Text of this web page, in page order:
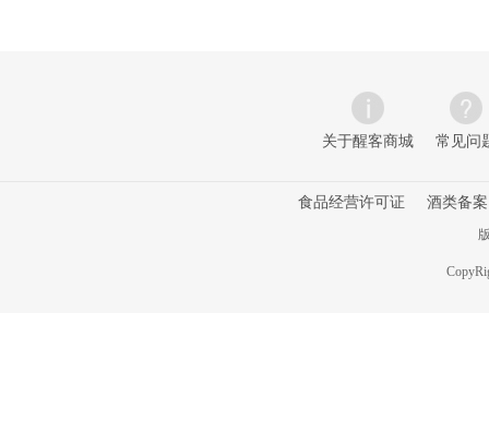
关于醒客商城 常见问
食品经营许可证 酒类备案